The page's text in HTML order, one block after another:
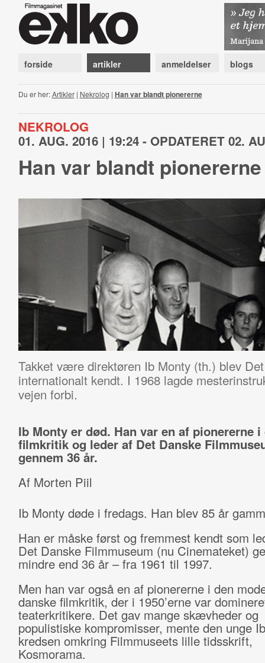
forside artikler anmeldelser blogs
Du er her:Artikler| Nekrolog | Han var blandt pionererne
NEKROLOG
01. AUG. 2016 | 19:24 - OPDATERET 02.
Han var blandt pionererne
Takket være direktøren Ib Monty (th.) blev
internationalt kendt. I 1968 lagde
vejen forbi.
Ib Monty er død. Han var en af pionererne i
filmkritik og leder af Det Danske
gennem 36 år.
Af Morten Piil
Ib Monty døde i fredags. Han blev 85 år
Han er måske først og fremmest kendt som
Det Danske Filmmuseum (nu Cinemateket)
mindre end 36 år – fra 1961 til 1997.
Men han var også en af pionererne i den
danske filmkritik, der i 1950’erne var
teaterkritikere. Det gav mange skævheder og
populistiske kompromisser, mente den unge
kredsen omkring Filmmuseets lille tidsskrift,
Kosmorama.